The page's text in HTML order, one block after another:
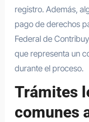
registro. Además,
pago de derechos
Federal de
que representa un
durante el proceso.
Trámites
comunes